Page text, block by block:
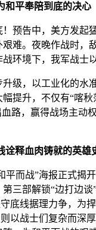
和平奉陪到底的决心
告中，美方发起猛
难。夜晚作战时，
环境下，我军战士
，以工业化的水
提升，不仅有“喀
，赢得战场主动
诠释血肉铸就的英雄
而战”海报正式揭
三部解锁“边打边
底线据理力争，为
以战士们复杂而